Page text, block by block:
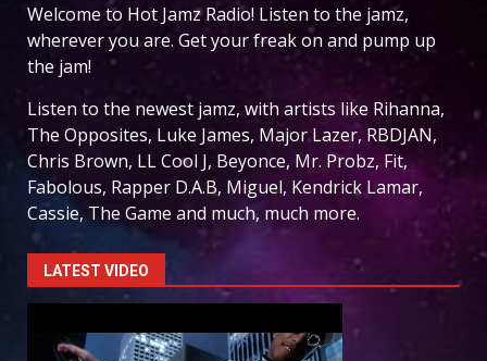
Welcome to Hot Jamz Radio! Listen to the jamz,
wherever you are. Get your freak on and pump up
the jam!
Listen to the newest jamz, with artists like Rihanna,
The Opposites, Luke James, Major Lazer, RBDJAN,
Chris Brown, LL Cool J, Beyonce, Mr. Probz, Fit,
Fabolous, Rapper D.A.B, Miguel, Kendrick Lamar,
Cassie, The Game and much, much more.
LATEST VIDEO